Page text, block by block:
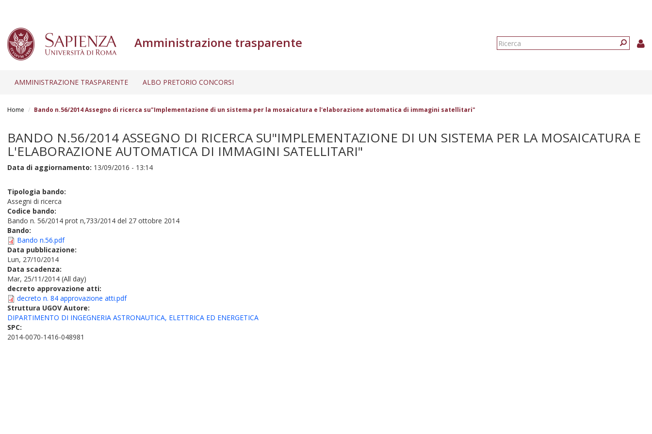
Amministrazione trasparente
Form
AMMINISTRAZIONE TRASPARENTE ALBO PRETORIO CONCORSI
Home Bando n.56/2014 Assegno di ricerca su"Implementazione di un sistema per la mosaicatura e l'elaborazione automatica di immagini satellitari"
BANDO N.56/2014 ASSEGNO DI RICERCA SU"IMPLEMENTAZIONE DI UN SISTEMA PER LA MOSAICATURA E
L'ELABORAZIONE AUTOMATICA DI IMMAGINI SATELLITARI"
Data di aggiornamento: 13/09/2016 - 13:14
Tipologia bando:
Assegni di ricerca
Codice bando:
Bando n. 56/2014 prot n,733/2014 del 27 ottobre 2014
Bando:
Bando n.56.pdf
Data pubblicazione:
Lun, 27/10/2014
Data scadenza:
Mar, 25/11/2014 (All day)
decreto approvazione atti:
decreto n. 84 approvazione atti.pdf
Struttura UGOV Autore:
DIPARTIMENTO DI INGEGNERIA ASTRONAUTICA, ELETTRICA ED ENERGETICA
SPC:
2014-0070-1416-048981